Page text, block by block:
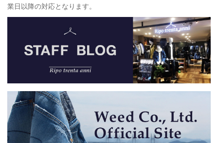
業日以降の対応となります。